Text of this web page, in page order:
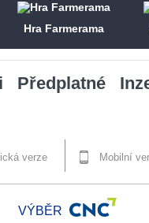
Hra Farmerama
Předplatné
verze Mobilní
VÝBĚR